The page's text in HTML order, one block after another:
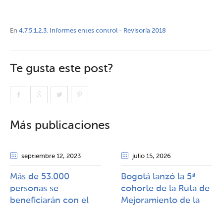
En 4.7.5.1.2.3. Informes entes control - Revisoría 2018
Te gusta este post?
Más publicaciones
septiembre 12, 2023
Más de 53.000
personas se
beneficiarán con el
julio 15, 2026
Bogotá lanzó la 5ª
cohorte de la Ruta de
Mejoramiento de la